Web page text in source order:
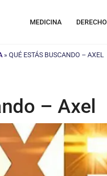
MEDICINA DERECHO
» QUÉ ESTÁS BUSCANDO – AXEL
– Axel